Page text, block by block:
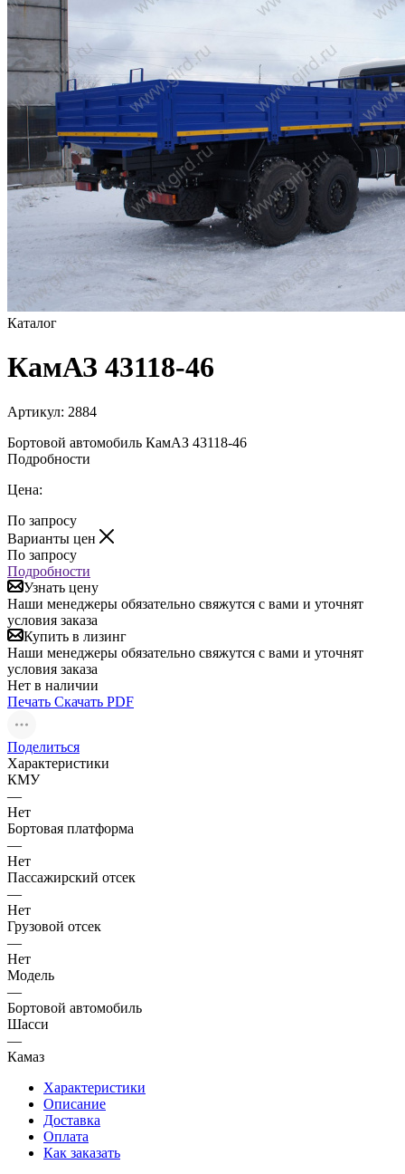
Каталог
КамАЗ 43118-46
Артикул: 2884
Бортовой автомобиль КамАЗ 43118-46
Подробности
Цена:
По запросу
Варианты цен
По запросу
Подробности
Узнать цену
Наши менеджеры обязательно свяжутся с вами и уточнят
условия заказа
Купить в лизинг
Наши менеджеры обязательно свяжутся с вами и уточнят
условия заказа
Нет в наличии
Печать Скачать PDF
Поделиться
Характеристики
КМУ
—
Нет
Бортовая платформа
—
Нет
Пассажирский отсек
—
Нет
Грузовой отсек
—
Нет
Модель
—
Бортовой автомобиль
Шасси
—
Камаз
Характеристики
Описание
Доставка
Оплата
Как заказать